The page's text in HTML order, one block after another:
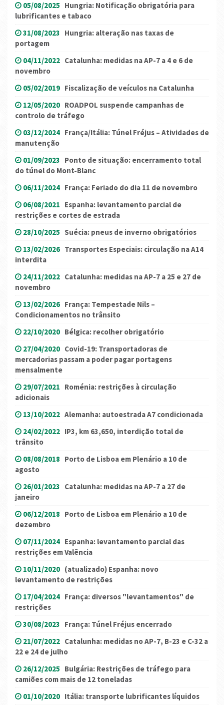
05/08/2025 Hungria: Notificação obrigatória para
lubrificantes e tabaco
31/08/2023 Hungria: alteração nas taxas de
portagem
04/11/2022 Catalunha: medidas na AP-7 a 4 e 6 de
novembro
05/02/2019 Fiscalização de veículos na Catalunha
12/05/2020 ROADPOL suspende campanhas de
controlo de tráfego
03/12/2024 França/Itália: Túnel Fréjus – Atividades de
manutenção
01/09/2023 Ponto de situação: encerramento total
do túnel do Mont-Blanc
06/11/2024 França: Feriado do dia 11 de novembro
06/08/2021 Espanha: levantamento parcial de
restrições e cortes de estrada
28/10/2025 Suécia: pneus de inverno obrigatórios
13/02/2026 Transportes Especiais: circulação na A14
interdita
24/11/2022 Catalunha: medidas na AP-7 a 25 e 27 de
novembro
13/02/2026 França: Tempestade Nils –
Condicionamentos no trânsito
22/10/2020 Bélgica: recolher obrigatório
27/04/2020 Covid-19: Transportadoras de
mercadorias passam a poder pagar portagens
mensalmente
29/07/2021 Roménia: restrições à circulação
adicionais
13/10/2022 Alemanha: autoestrada A7 condicionada
24/02/2022 IP3, km 63,650, interdição total de
trânsito
08/08/2018 Porto de Lisboa em Plenário a 10 de
agosto
26/01/2023 Catalunha: medidas na AP-7 a 27 de
janeiro
06/12/2018 Porto de Lisboa em Plenário a 10 de
dezembro
07/11/2024 Espanha: levantamento parcial das
restrições em Valência
10/11/2020 (atualizado) Espanha: novo
levantamento de restrições
17/04/2024 França: diversos "levantamentos" de
restrições
30/08/2023 França: Túnel Fréjus encerrado
21/07/2022 Catalunha: medidas no AP-7, B-23 e C-32 a
22 e 24 de julho
26/12/2025 Bulgária: Restrições de tráfego para
camiões com mais de 12 toneladas
01/10/2020 Itália: transporte lubrificantes líquidos